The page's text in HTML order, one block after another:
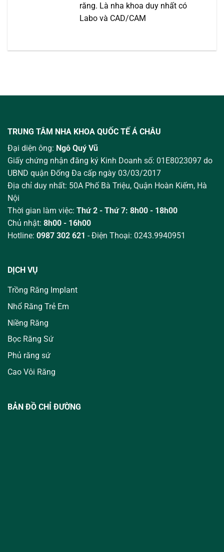
răng. Là nha khoa duy nhất có
Labo và CAD/CAM
TRUNG TÂM NHA KHOA QUỐC TẾ Á CHÂU
Đại diện ông: Ngô Quý Vũ
Giấy chứng nhận đăng ký Kinh Doanh số: 01E8023097 do
UBND quận Đống Đa cấp ngày 03/03/2017
Địa chỉ duy nhất: 50A Phố Bà Triệu, Quận Hoàn Kiếm, Hà
Nội
Thời gian làm việc: Thứ 2 - Thứ 7: 8h00 - 18h00
Chủ nhật: 8h00 - 16h00
Hotline: 0987 302 621 - Điện Thoại: 0243.9940951
DỊCH VỤ
Trồng Răng Implant
Nhổ Răng Trẻ Em
Niềng Răng
Bọc Răng Sứ
Phủ răng sứ
Cao Vôi Răng
BẢN ĐỒ CHỈ ĐƯỜNG